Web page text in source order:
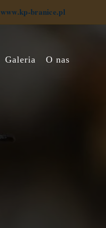
www.kp-branice.pl
Galeria O nas